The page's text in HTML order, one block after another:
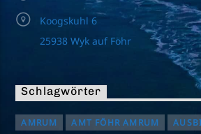
Koogskuhl 6
25938 Wyk auf Föhr
Schlagwörter
AMRUM AMT FÖHR AMRUM